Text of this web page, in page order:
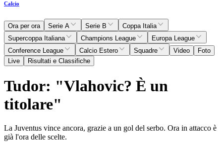
Calcio
Ora per ora Serie A Serie B
Coppa Italia
Supercoppa Italiana
Champions League
Europa League
Conference League
Calcio Estero Squadre Video
Foto
Live
Risultati e Classifiche
Tudor: "Vlahovic? È un
titolare"
La Juventus vince ancora, grazie a un gol del serbo. Ora in attacco è
già l'ora delle scelte.